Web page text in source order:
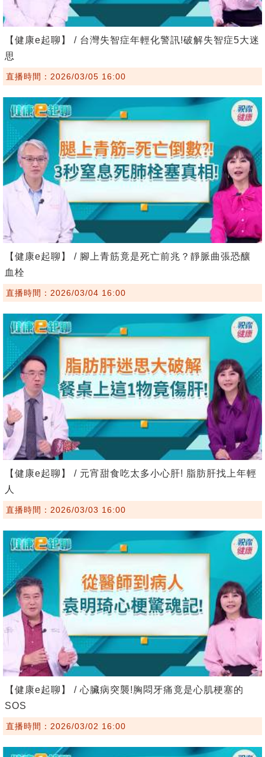
【健康e起聊】 / 台灣失智症年輕化警訊!破解失智症5大迷
思
直播時間：2026/03/05 16:00
【健康e起聊】 / 腳上青筋竟是死亡前兆？靜脈曲張恐釀
血栓
直播時間：2026/03/04 16:00
【健康e起聊】 / 元宵甜食吃太多小心肝! 脂肪肝找上年輕
人
直播時間：2026/03/03 16:00
【健康e起聊】 / 心臟病突襲!胸悶牙痛竟是心肌梗塞的
SOS
直播時間：2026/03/02 16:00